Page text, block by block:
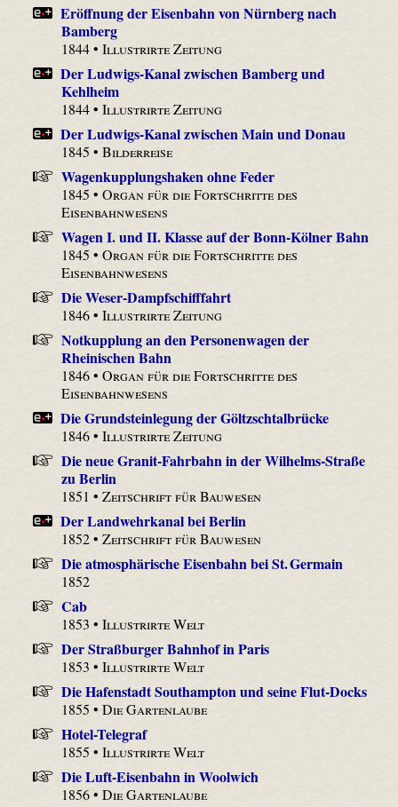
Eröffnung der Eisenbahn von Nürnberg nach
Bamberg
1844 •Illustrirte Zeitung
Der Ludwigs-Kanal zwischen Bamberg und
Kehlheim
1844 •Illustrirte Zeitung
Der Ludwigs-Kanal zwischen Main und Donau
1845 •Bilderreise
Wagenkupplungshaken ohne Feder
1845 •Organ für die Fortschritte des
Eisenbahnwesens
Wagen I. und II. Klasse auf der Bonn-Kölner Bahn
1845 •Organ für die Fortschritte des
Eisenbahnwesens
Die Weser-Dampfschifffahrt
1846 •Illustrirte Zeitung
Notkupplung an den Personenwagen der
Rheinischen Bahn
1846 •Organ für die Fortschritte des
Eisenbahnwesens
Die Grundsteinlegung der Göltzschtalbrücke
1846 •Illustrirte Zeitung
Die neue Granit-Fahrbahn in der Wilhelms-Straße
zu Berlin
1851 •Zeitschrift für Bauwesen
Der Landwehrkanal bei Berlin
1852 •Zeitschrift für Bauwesen
Die atmosphärische Eisenbahn bei St. Germain
1852
Cab
1853 •Illustrirte Welt
Der Straßburger Bahnhof in Paris
1853 •Illustrirte Welt
Die Hafenstadt Southampton und seine Flut-Docks
1855 •Die Gartenlaube
Hotel-Telegraf
1855 •Illustrirte Welt
Die Luft-Eisenbahn in Woolwich
1856 •Die Gartenlaube